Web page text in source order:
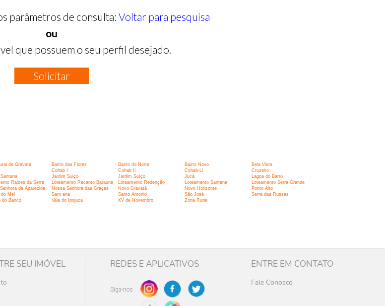
parâmetros de consulta: Voltar para pesquisa
ou
que possuem o seu perfil desejado.
Solicitar
de Gravatá Bairro das Flores Bairro do Norte Bairro Novo
Bela Vista
Cohab I Cohab II Cohab-Ll
Cruzeiro
Jardim Suiço Jardim Suíço Jucá
Lagoa do Barro
Raizes da Serra Loteamento Recanto Baraúna Loteamento Redenção Loteamento Santana
Loteamento Serra Grande
da Aparecida Nossa Senhora das Graças Novo Gravatá Novo Horizonte
Ponto Alto
Mel Sant ana Santo Antonio São José
Serra das Russas
do Banco Vale do Ipojuca XV de Novembro Zona Rural
SEU IMÓVEL REDES E APLICATIVOS
Siga-nos
ENTRE EM CONTATO
Fale Conosco